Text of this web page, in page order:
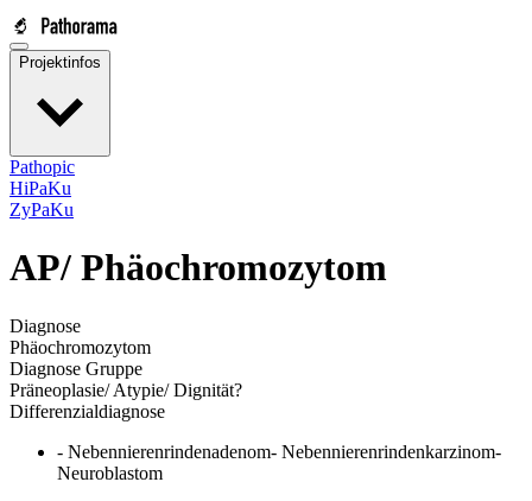
Projektinfos
Pathopic
HiPaKu
ZyPaKu
AP/ Phäochromozytom
Diagnose
Phäochromozytom
Diagnose Gruppe
Präneoplasie/ Atypie/ Dignität?
Differenzialdiagnose
- Nebennierenrindenadenom- Nebennierenrindenkarzinom-
Neuroblastom